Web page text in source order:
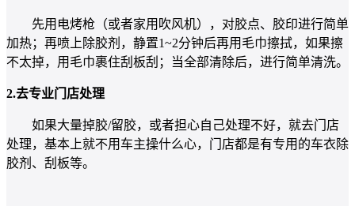
先用电烤枪（或者家用吹风机），对胶点、胶印进行简单
加热；再喷上除胶剂，静置1~2分钟后再用毛巾擦拭，如果擦
不太掉，用毛巾裹住刮板刮；当全部清除后，进行简单清洗。
2.去专业门店处理
如果大量掉胶/留胶，或者担心自己处理不好，就去门店
处理，基本上就不用车主操什么心，门店都是有专用的车衣除
胶剂、刮板等。